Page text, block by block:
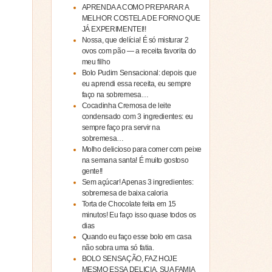
APRENDA A COMO PREPARAR A
MELHOR COSTELA DE FORNO QUE
JÁ EXPERIMENTEI!!
Nossa, que delícia! É só misturar 2
ovos com pão — a receita favorita do
meu filho
Bolo Pudim Sensacional: depois que
eu aprendi essa receita, eu sempre
faço na sobremesa…
Cocadinha Cremosa de leite
condensado com 3 ingredientes: eu
sempre faço pra servir na
sobremesa…
Molho delicioso para comer com peixe
na semana santa! É muito gostoso
gente!!
Sem açúcar! Apenas 3 ingredientes:
sobremesa de baixa caloria
Torta de Chocolate feita em 15
minutos! Eu faço isso quase todos os
dias
Quando eu faço esse bolo em casa
não sobra uma só fatia.
BOLO SENSAÇÃO, FAZ HOJE
MESMO ESSA DELICIA, SUA FAMIA